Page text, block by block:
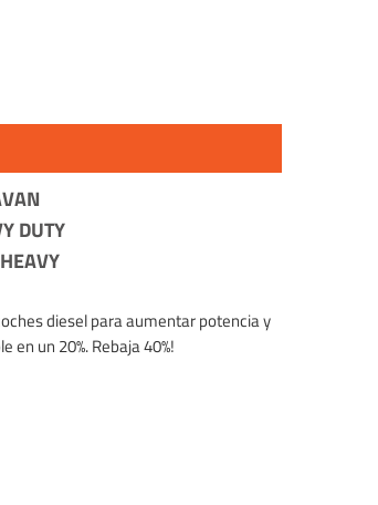
DUTY
diesel para aumentar potencia y
un 20%. Rebaja 40%!